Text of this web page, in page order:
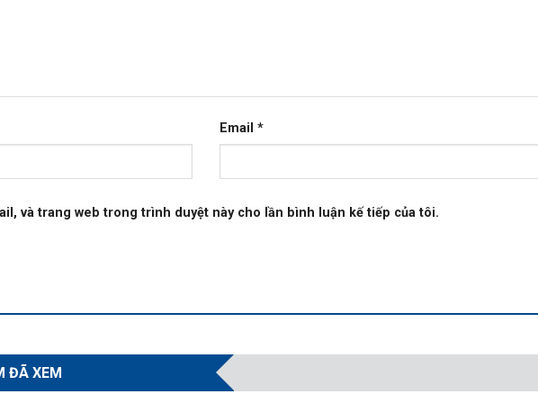
Email *
và trang web trong trình duyệt này cho lần bình luận kế tiếp của tôi.
ĐÃ XEM